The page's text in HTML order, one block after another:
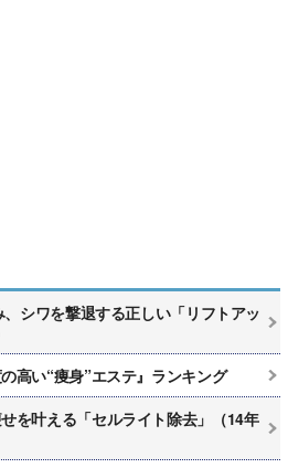
シワを撃退する正しい「リフトアッ
高い“痩身”エステ』ランキング
を叶える「セルライト除去」（14年